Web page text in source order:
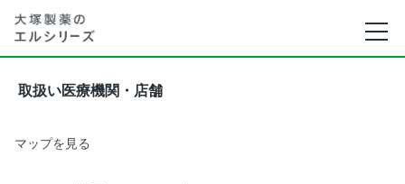
取扱い医療機関・店舗
マップを見る